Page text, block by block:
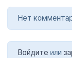
Нет
Войдите или